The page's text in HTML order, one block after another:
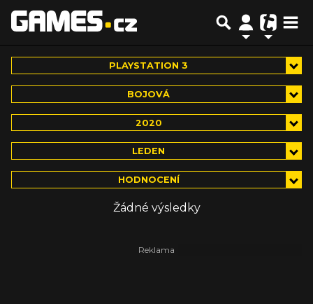
PLAYSTATION 3
BOJOVÁ
2020
LEDEN
HODNOCENÍ
Žádné výsledky